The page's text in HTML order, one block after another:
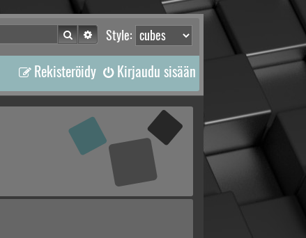
Style:
Etsi Tarkennettu haku
Kirjaudu sisään
Rekisteröidy